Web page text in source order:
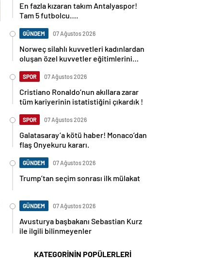
En fazla kızaran takım Antalyaspor!
Tam 5 futbolcu….
GÜNDEM 07 Ağustos 2026
Norweç silahlı kuvvetleri kadınlardan
oluşan özel kuvvetler eğitimlerini
SPOR 07 Ağustos 2026
Cristiano Ronaldo’nun akıllara zarar
tüm kariyerinin istatistiğini çıkardık !
SPOR 07 Ağustos 2026
Galatasaray’a kötü haber! Monaco’dan
flaş Onyekuru kararı.
GÜNDEM 07 Ağustos 2026
Trump’tan seçim sonrası ilk mülakat
GÜNDEM 07 Ağustos 2026
Avusturya başbakanı Sebastian Kurz
ile ilgili bilinmeyenler
KATEGORİNİN POPÜLERLERİ